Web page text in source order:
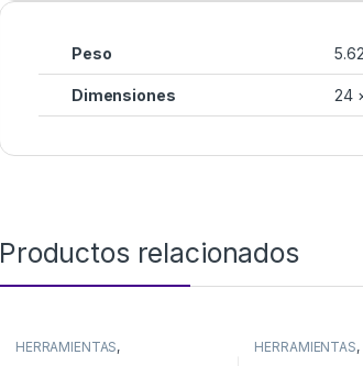
Peso
Dimensiones 24
Productos relacionados
HERRAMIENTAS,
HERRAMIENTAS,